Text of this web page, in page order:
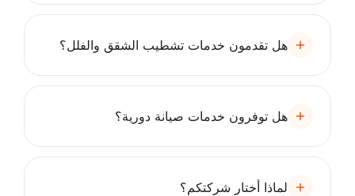
هل تقدمون خدمات تشطيب الشقق والفلل؟
هل توفرون خدمات صيانة دورية؟
لماذا أختار شركتكم؟